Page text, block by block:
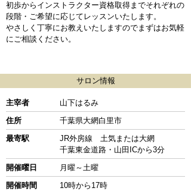
初歩からインストラクター資格取得までそれぞれの
段階・ご希望に応じてレッスンいたします。
やさしく丁寧にお教えいたしますのでまずはお気軽
にご相談ください。
サロン情報
主宰者
山下はるみ
住所
千葉県大網白里市
最寄駅
JR外房線 土気または大網
千葉東金道路・山田ICから3分
開催曜日
月曜～土曜
開催時間
10時から17時